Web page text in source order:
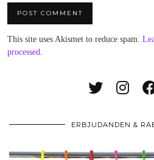
This site uses Akismet to reduce spam.
processed.
ERBJUDANDEN &